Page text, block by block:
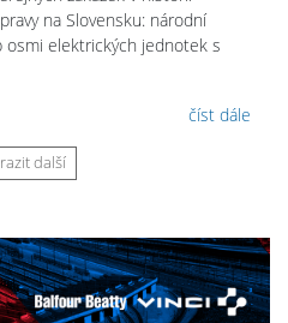
na Slovensku: národní
elektrických jednotek s
číst dále
další